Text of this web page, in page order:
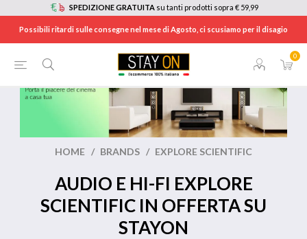
SPEDIZIONE GRATUITA su tanti prodotti sopra € 59,99
Possibili ritardi sulle consegne nel mese di Agosto, ci scusiamo per il disagio
0
HOME / BRANDS / EXPLORE SCIENTIFIC
AUDIO E HI-FI EXPLORE
SCIENTIFIC IN OFFERTA SU
STAYON